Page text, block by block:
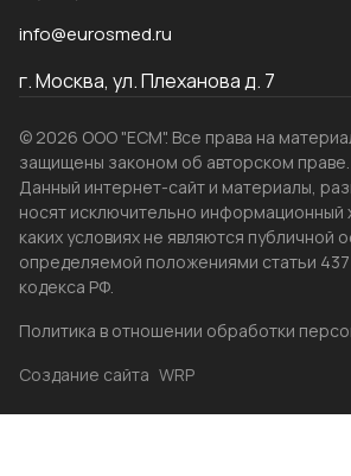
info@eurosmed.ru
г. Москва, ул. Плеханова д. 7
© 2026 ООО "ЕСМ". Все права на
защищены законом об авторском праве.
Данный интернет-сайт и материалы,
носят исключительно информационный
каких условиях не являются публичной
определяемой положениями статьи
кодекса РФ.
Политика в отношении обработки
Создание сайта WRP